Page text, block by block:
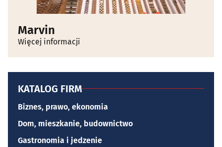
Marvin
Więcej informacji
KATALOG FIRM
Biznes, prawo, ekonomia
Dom, mieszkanie, budownictwo
Gastronomia i jedzenie